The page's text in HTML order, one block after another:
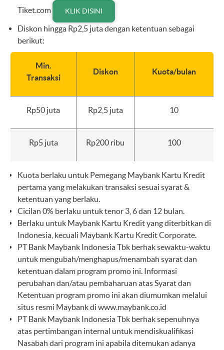
Tiket.com
KLIK DISINI
Diskon hingga Rp2,5 juta dengan ketentuan sebagai
berikut:
Min.
Transaksi
Diskon Kuota/bulan
Rp50 juta Rp2,5 juta 10
Rp5 juta Rp200 ribu 100
Kuota berlaku untuk Pemegang Maybank Kartu Kredit
pertama yang melakukan transaksi sesuai syarat &
ketentuan yang berlaku.
Cicilan 0% berlaku untuk tenor 3, 6 dan 12 bulan.
Berlaku untuk Maybank Kartu Kredit yang diterbitkan di
Indonesia, kecuali Maybank Kartu Kredit Corporate.
PT Bank Maybank Indonesia Tbk berhak sewaktu-waktu
untuk mengubah/menghapus/menambah syarat dan
ketentuan dalam program promo ini. Informasi
perubahan dan/atau pembaharuan atas Syarat dan
Ketentuan program promo ini akan diumumkan melalui
situs resmi Maybank di www.maybank.co.id
PT Bank Maybank Indonesia Tbk berhak sepenuhnya
atas pertimbangan internal untuk mendiskualifikasi
Nasabah dari program ini apabila ditemukan adanya